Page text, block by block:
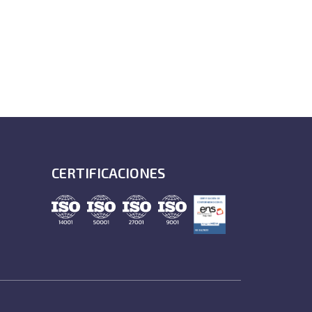
CERTIFICACIONES